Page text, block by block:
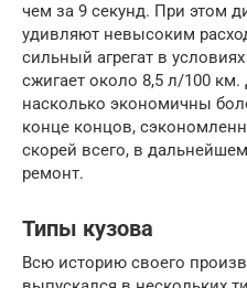
чем за 9 секунд. При этом
удивляют невысоким
сильный агрегат в
сжигает около 8,5 л/100
насколько экономичны
конце концов,
скорей всего, в
ремонт.
Типы кузова
Всю историю своего